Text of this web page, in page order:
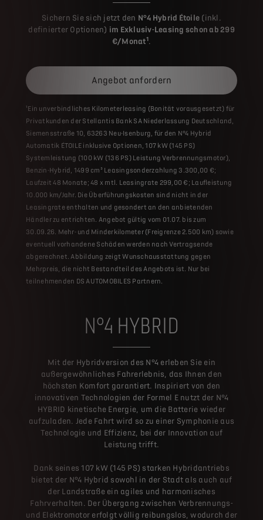
Sichern Sie sich jetzt den N°4 Hybrid Étoile (inkl.
definierter Optionen) im Exklusiv-Leasing schon ab 299
€/Monat1.
Angebot anfordern
¹Ein unverbindliches Kilometerleasing (Bonität vorausgesetzt) für
Privatkunden der Stellantis Bank SA Niederlassung Deutschland,
Siemensstraße 10, 63263 Neu-Isenburg, für den N°4 Hybrid
Automatik ÉTOILE inklusive Optionen, 107 kW (145 PS)
Systemleistung (100 kW (136 PS) Leistung Verbrennungsmotor),
Benzin-Hybrid, 1499 cm³ Leasingsonderzahlung 3.300,00 €;
Laufzeit 48 Monate; 48 x mtl. Leasingrate 299,00 €; Laufleistung
10.000 km/Jahr. Die Überführungskosten sind nicht in der
Leasingrate enthalten und gesondert an den anbietenden
Händler zu entrichten. Angebot gültig vom 01.07. bis zum
30.09.26. Mehr- und Minderkilometer (Freigrenze 2.500 km) sowie
eventuell vorhandene Schäden werden nach Vertragsende
abgerechnet. Abbildung zeigt Wunschausstattung gegen
Mehrpreis, die nicht Bestandteil des Angebots ist. Nur bei
teilnehmenden DS AUTOMOBILES Partnern.
N°4 HYBRID
Mit der Hybridversion des N°4 erleben Sie ein
außergewöhnliches Fahrerlebnis, das Ihnen den
höchsten Komfort garantiert. Inspiriert von den
innovativen Technologien der Formel E nutzt der N°4
HYBRID kinetische Energie, um die Batterie wieder
aufzuladen. Jede Fahrt wird so zu einer Symphonie aus
Technologie und Effizienz, bei der Innovation auf
Leistung trifft.
Dank seines 107 kW (145 PS) starken Hybridantriebs
bietet der N°4 Hybrid sowohl in der Stadt als auch auf
der Landstraße ein agiles und harmonisches
Fahrverhalten. Der Übergang zwischen Verbrennungs-
und Elektromotor erfolgt völlig reibungslos, wodurch der